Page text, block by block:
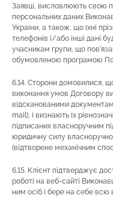
Заявці, висловлюють свою
персональних даних
України, а також, що їхні
телефонів і/або інші дані
учасникам групи, що
обумовленою програмою
6.14. Сторони домовилися,
виконання умов Договору
відсканованими
mail), і визнають їх
підписаних власноручним
юридичну силу
(відтворене механічним
6.15. Клієнт підтверджує
роботі на веб-сайті
ним осіб і бере на себе всю